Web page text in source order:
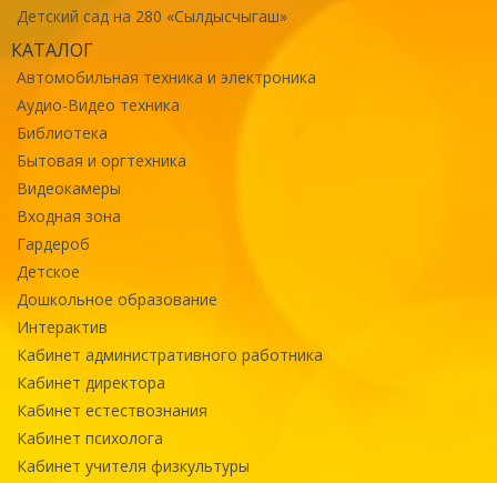
Детский сад на 280 «Сылдысчыгаш»
КАТАЛОГ
Автомобильная техника и электроника
Аудио-Видео техника
Библиотека
Бытовая и оргтехника
Видеокамеры
Входная зона
Гардероб
Детское
Дошкольное образование
Интерактив
Кабинет административного работника
Кабинет директора
Кабинет естествознания
Кабинет психолога
Кабинет учителя физкультуры